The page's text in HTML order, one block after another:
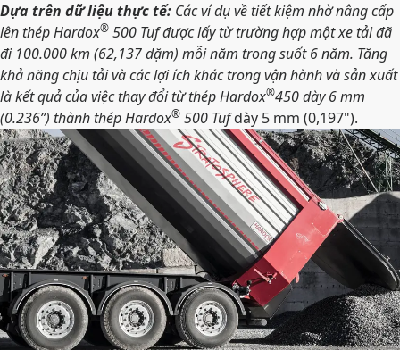
Dựa trên dữ liệu thực tế: Các ví dụ về tiết kiệm nhờ nâng cấp
lên thép Hardox® 500 Tuf được lấy từ trường hợp một xe tải đã
đi 100.000 km (62,137 dặm) mỗi năm trong suốt 6 năm. Tăng
khả năng chịu tải và các lợi ích khác trong vận hành và sản xuất
là kết quả của việc thay đổi từ thép Hardox®450 dày 6 mm
(0.236”) thành thép Hardox® 500 Tufdày 5 mm (0,197").